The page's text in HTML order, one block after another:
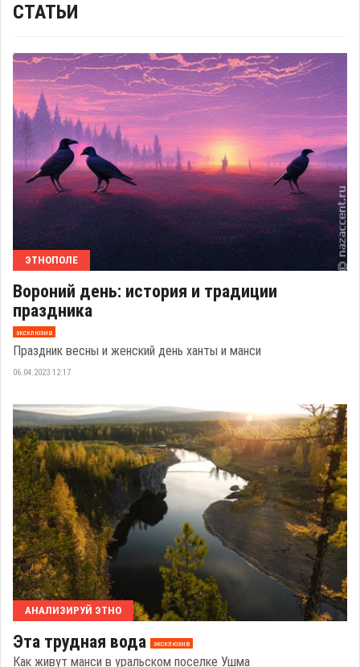
СТАТЬИ
ЭТНОПОЛЕ
Вороний день: история и традиции
праздника
эксклюзив
Праздник весны и женский день ханты и манси
06.04.2023 12:17
АНАЛИЗИРУЙ ЭТНО
Эта трудная вода эксклюзив
Как живут манси в уральском поселке Ушма